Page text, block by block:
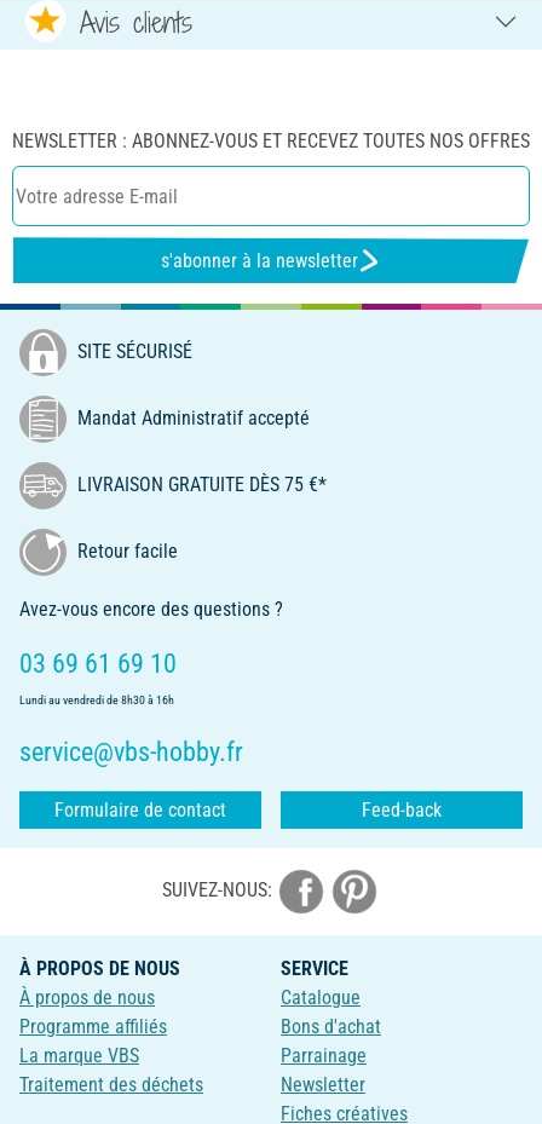
Avis clients
NEWSLETTER : ABONNEZ-VOUS ET RECEVEZ TOUTES NOS OFFRES
s'abonner à la newsletter
SITE SÉCURISÉ
Mandat Administratif accepté
LIVRAISON GRATUITE DÈS 75 €*
Retour facile
Avez-vous encore des questions ?
03 69 61 69 10
Lundi au vendredi de 8h30 à 16h
service@vbs-hobby.fr
Formulaire de contact Feed-back
SUIVEZ-NOUS:
À PROPOS DE NOUS
À propos de nous
Programme affiliés
La marque VBS
Traitement des déchets
SERVICE
Catalogue
Bons d'achat
Parrainage
Newsletter
Fiches créatives